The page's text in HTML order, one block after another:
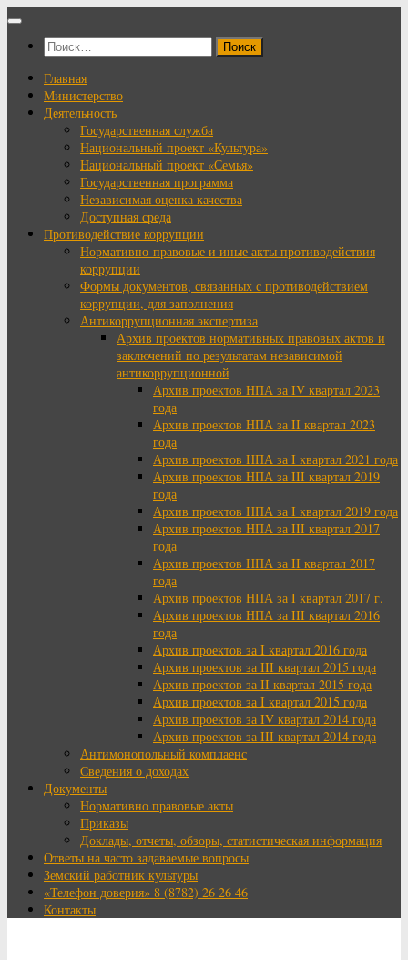
Перейти
содержимому
Найти:
Главная
Министерство
Деятельность
Государственная служба
Национальный проект «Культура»
Национальный проект «Семья»
Государственная программа
Независимая оценка качества
Доступная среда
Противодействие коррупции
Нормативно-правовые и иные акты противодействия
коррупции
Формы документов, связанных с противодействием
коррупции, для заполнения
Антикоррупционная экспертиза
Архив проектов нормативных правовых актов и
заключений по результатам независимой
антикоррупционной
Архив проектов НПА за IV квартал 2023
года
Архив проектов НПА за II квартал 2023
года
Архив проектов НПА за I квартал 2021 года
Архив проектов НПА за III квартал 2019
года
Архив проектов НПА за I квартал 2019 года
Архив проектов НПА за III квартал 2017
года
Архив проектов НПА за II квартал 2017
года
Архив проектов НПА за I квартал 2017 г.
Архив проектов НПА за III квартал 2016
года
Архив проектов за I квартал 2016 года
Архив проектов за III квартал 2015 года
Архив проектов за II квартал 2015 года
Архив проектов за I квартал 2015 года
Архив проектов за IV квартал 2014 года
Архив проектов за III квартал 2014 года
Антимонопольный комплаенс
Сведения о доходах
Документы
Нормативно правовые акты
Приказы
Доклады, отчеты, обзоры, статистическая информация
Ответы на часто задаваемые вопросы
Земский работник культуры
«Телефон доверия» 8 (8782) 26 26 46
Контакты